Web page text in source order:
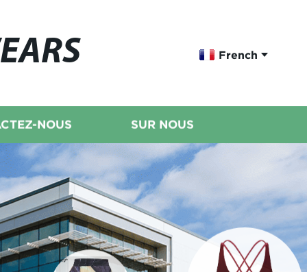
French
NOUS SUR NOUS